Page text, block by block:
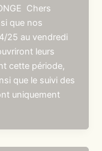
Chers
que nos
25 au vendredi
leurs
cette période,
que le suivi des
uniquement